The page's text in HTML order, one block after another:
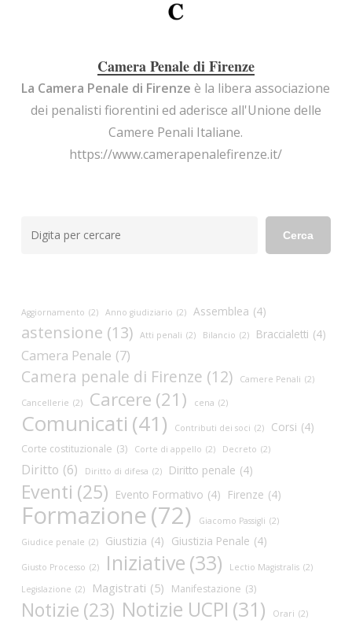
Camera Penale di Firenze
La Camera Penale di Firenze è la libera associazione
dei penalisti fiorentini ed aderisce all'Unione delle
Camere Penali Italiane.
https://www.camerapenalefirenze.it/
Cerca
Aggiornamento (2) Anno giudiziario (2) Assemblea (4)
astensione (13) Atti penali (2) Bilancio (2) Braccialetti (4)
Camera Penale (7)
Camera penale di Firenze (12) Camere Penali (2)
Cancellerie (2) Carcere (21) cena (2)
Comunicati (41) Contributi dei soci (2) Corsi (4)
Corte costituzionale (3) Corte di appello (2) Decreto (2)
Diritto (6) Diritto di difesa (2) Diritto penale (4)
Eventi (25) Evento Formativo (4) Firenze (4)
Formazione(72) Giacomo Passigli (2)
Giudice penale (2) Giustizia (4) Giustizia Penale (4)
Giusto Processo (2) Iniziative (33) Lectio Magistralis (2)
Legislazione (2) Magistrati (5) Manifestazione (3)
Notizie (23) Notizie UCPI (31) Orari (2)